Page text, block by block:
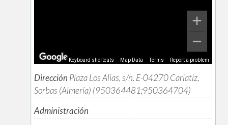
Keyboard shortcuts Map Data Terms Report a problem
Dirección Plaza Los Alias, s/n. E-04270 Cariatiz,
Sorbas (Almería) (950364481;950364704)
Administración